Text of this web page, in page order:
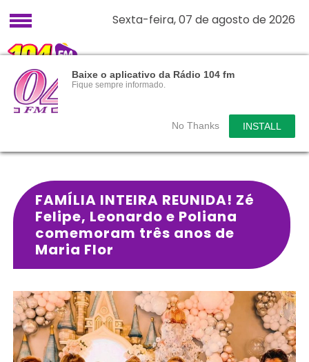
Baixe o aplicativo da Rádio 104 fm
Fique sempre informado.
No Thanks INSTALL
Sexta-feira, 07 de agosto de 2026
FAMÍLIA INTEIRA REUNIDA! Zé
Felipe, Leonardo e Poliana
comemoram três anos de
Maria Flor